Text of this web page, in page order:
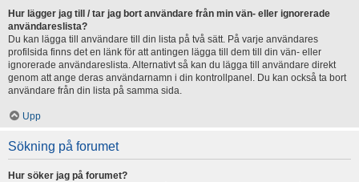
Hur lägger jag till / tar jag bort användare från min vän- eller ignorerade
användareslista?
Du kan lägga till användare till din lista på två sätt. På varje användares
profilsida finns det en länk för att antingen lägga till dem till din vän- eller
ignorerade användareslista. Alternativt så kan du lägga till användare direkt
genom att ange deras användarnamn i din kontrollpanel. Du kan också ta bort
användare från din lista på samma sida.
Upp
Sökning på forumet
Hur söker jag på forumet?